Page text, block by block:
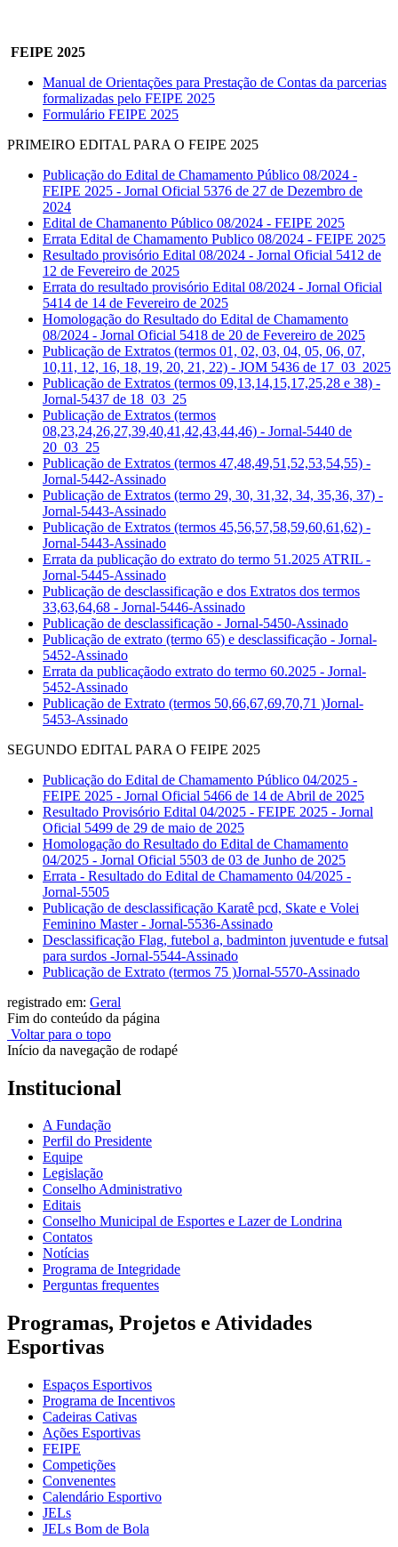
FEIPE 2025
Manual de Orientações para Prestação de Contas da parcerias
formalizadas pelo FEIPE 2025
Formulário FEIPE 2025
PRIMEIRO EDITAL PARA O FEIPE 2025
Publicação do Edital de Chamamento Público 08/2024 -
FEIPE 2025 - Jornal Oficial 5376 de 27 de Dezembro de
2024
Edital de Chamanento Público 08/2024 - FEIPE 2025
Errata Edital de Chamamento Publico 08/2024 - FEIPE 2025
Resultado provisório Edital 08/2024 - Jornal Oficial 5412 de
12 de Fevereiro de 2025
Errata do resultado provisório Edital 08/2024 - Jornal Oficial
5414 de 14 de Fevereiro de 2025
Homologação do Resultado do Edital de Chamamento
08/2024 - Jornal Oficial 5418 de 20 de Fevereiro de 2025
Publicação de Extratos (termos 01, 02, 03, 04, 05, 06, 07,
10,11, 12, 16, 18, 19, 20, 21, 22) - JOM 5436 de 17_03_2025
Publicação de Extratos (termos 09,13,14,15,17,25,28 e 38) -
Jornal-5437 de 18_03_25
Publicação de Extratos (termos
08,23,24,26,27,39,40,41,42,43,44,46) - Jornal-5440 de
20_03_25
Publicação de Extratos (termos 47,48,49,51,52,53,54,55) -
Jornal-5442-Assinado
Publicação de Extratos (termo 29, 30, 31,32, 34, 35,36, 37) -
Jornal-5443-Assinado
Publicação de Extratos (termos 45,56,57,58,59,60,61,62) -
Jornal-5443-Assinado
Errata da publicação do extrato do termo 51.2025 ATRIL -
Jornal-5445-Assinado
Publicação de desclassificação e dos Extratos dos termos
33,63,64,68 - Jornal-5446-Assinado
Publicação de desclassificação - Jornal-5450-Assinado
Publicação de extrato (termo 65) e desclassificação - Jornal-
5452-Assinado
Errata da publicaçãodo extrato do termo 60.2025 - Jornal-
5452-Assinado
Publicação de Extrato (termos 50,66,67,69,70,71 )Jornal-
5453-Assinado
SEGUNDO EDITAL PARA O FEIPE 2025
Publicação do Edital de Chamamento Público 04/2025 -
FEIPE 2025 - Jornal Oficial 5466 de 14 de Abril de 2025
Resultado Provisório Edital 04/2025 - FEIPE 2025 - Jornal
Oficial 5499 de 29 de maio de 2025
Homologação do Resultado do Edital de Chamamento
04/2025 - Jornal Oficial 5503 de 03 de Junho de 2025
Errata - Resultado do Edital de Chamamento 04/2025 -
Jornal-5505
Publicação de desclassificação Karatê pcd, Skate e Volei
Feminino Master - Jornal-5536-Assinado
Desclassificação Flag, futebol a, badminton juventude e futsal
para surdos -Jornal-5544-Assinado
Publicação de Extrato (termos 75 )Jornal-5570-Assinado
registrado em: Geral
Fim do conteúdo da página
Voltar para o topo
Início da navegação de rodapé
Institucional
A Fundação
Perfil do Presidente
Equipe
Legislação
Conselho Administrativo
Editais
Conselho Municipal de Esportes e Lazer de Londrina
Contatos
Notícias
Programa de Integridade
Perguntas frequentes
Programas, Projetos e Atividades
Esportivas
Espaços Esportivos
Programa de Incentivos
Cadeiras Cativas
Ações Esportivas
FEIPE
Competições
Convenentes
Calendário Esportivo
JELs
JELs Bom de Bola